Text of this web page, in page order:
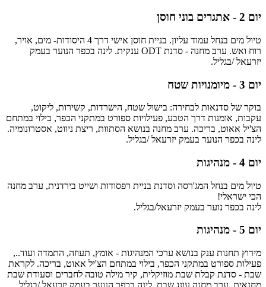
יום 2 - אתגרים בוני חוסן
טיול מים בנחל עמוד עליון. בניית חוסן אישי דרך 4 היסודות- מים, אויר,
רוח ואש. ערב מחנה - סדנת ODT ענקית. לינה בכפר הנוער בעמק
יזרעאל /בגליל.
יום 3 - מיומנויות שטח
בוקר של סדנאות לבחירה: בישול שטח, הישרדות, קשירות, ליקוט,
עקבות, אומנות דרך הטבע, פעילויות ספורט במתקני הכפר, בילוי במתחם
הצ'יל אאוט, בריכה. ערב מחנה בנושא הסתוות, ריצת ניווט, אסטרונומיה.
לינה בכפר הנוער בעמק יזרעאל /בגליל.
יום 4 - מנהיגות
טיול מים בנחל המג'רסה וסדנת בניית רפסודות ושייט בירדנית, ערב מחנה
הכי ישראלי!
לינה בכפר נוער בעמק יזרעאל/בגליל.
יום 5 - מנהיגות
מירוץ תחנות ענק בנושא ערכי המנהיגות - אומץ, תעוזה, התמדה ועוד..,
פעילות ספורט במתקני הכפר, בילוי במתחם הצ'יל אאוט, בריכה. לקראת
שבת - סדנת קבלת שבת מוזיקלית, קיר מילה טובה לחברים וסעודת שבת